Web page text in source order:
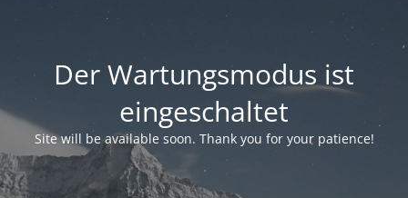
Der Wartungsmodus ist
eingeschaltet
Site will be available soon. Thank you for your patience!